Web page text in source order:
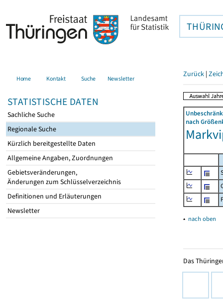
Home Kontakt Suche Newsletter
STATISTISCHE DATEN
Sachliche Suche
Regionale Suche
Kürzlich bereitgestellte Daten
Allgemeine Angaben, Zuordnungen
Gebietsveränderungen,
Änderungen zum Schlüsselverzeichnis
Definitionen und Erläuterungen
Newsletter
Zurück |
nach
▴ nach oben
Das